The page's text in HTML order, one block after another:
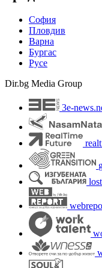
София
Пловдив
Варна
Бургас
Русе
Dir.bg Media Group
3e-